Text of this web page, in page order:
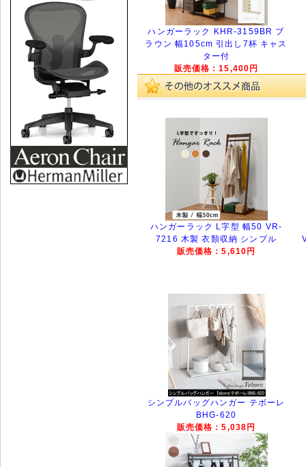
ハンガーラック KHR-3159BR ブ
ラウン 幅105cm 引出し7杯 キャス
ター付
販売価格：15,400円
ハンガーラック L字型 幅50 VR-
7216 木製 衣類収納 シンプル
販売価格：5,610円
シンプルバッグハンガー テボーレ
BHG-620
販売価格：5,038円